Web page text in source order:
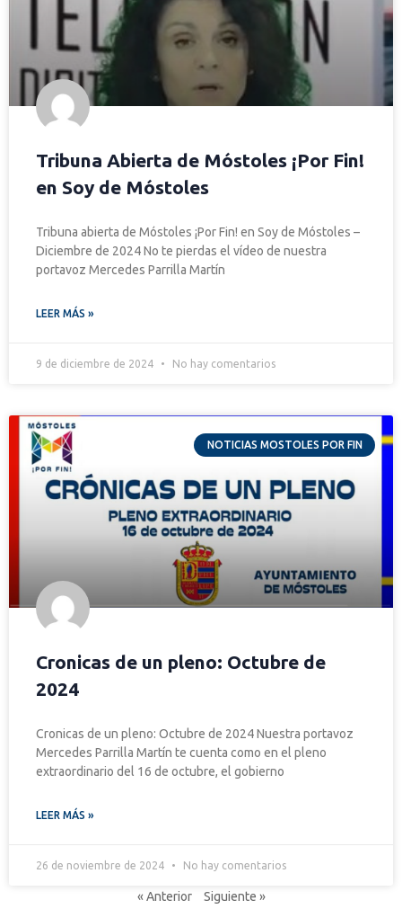
Tribuna Abierta de Móstoles ¡Por Fin!
en Soy de Móstoles
Tribuna abierta de Móstoles ¡Por Fin! en Soy de Móstoles –
Diciembre de 2024 No te pierdas el vídeo de nuestra
portavoz Mercedes Parrilla Martín
LEER MÁS »
9 de diciembre de 2024 No hay comentarios
NOTICIAS MOSTOLES POR FIN
Cronicas de un pleno: Octubre de
2024
Cronicas de un pleno: Octubre de 2024 Nuestra portavoz
Mercedes Parrilla Martín te cuenta como en el pleno
extraordinario del 16 de octubre, el gobierno
LEER MÁS »
26 de noviembre de 2024 No hay comentarios
« Anterior Siguiente »